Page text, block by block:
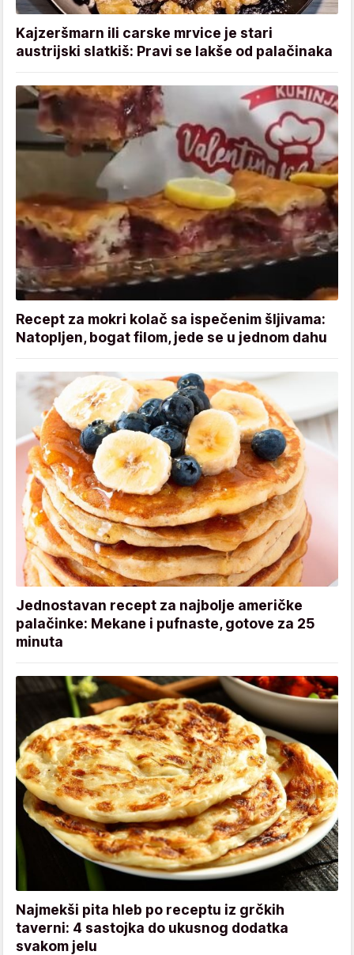
Kajzeršmarn ili carske mrvice je stari
austrijski slatkiš: Pravi se lakše od palačinaka
Recept za mokri kolač sa ispečenim šljivama:
Natopljen, bogat filom, jede se u jednom dahu
Jednostavan recept za najbolje američke
palačinke: Mekane i pufnaste, gotove za 25
minuta
Najmekši pita hleb po receptu iz grčkih
taverni: 4 sastojka do ukusnog dodatka
svakom jelu